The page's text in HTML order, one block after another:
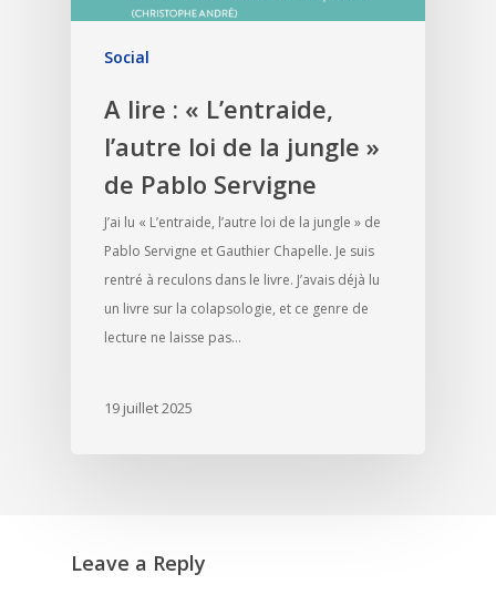
Social
A lire : « L’entraide,
l’autre loi de la jungle »
de Pablo Servigne
J’ai lu « L’entraide, l’autre loi de la jungle » de
Pablo Servigne et Gauthier Chapelle. Je suis
rentré à reculons dans le livre. J’avais déjà lu
un livre sur la colapsologie, et ce genre de
lecture ne laisse pas…
19 juillet 2025
Leave a Reply